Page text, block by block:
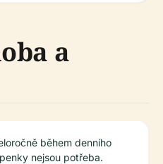
a
během denního
nejsou potřeba.